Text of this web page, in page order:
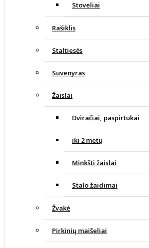
Stoveliai
Rašiklis
Staltiesės
Suvenyras
Žaislai
Dviračiai, paspirtukai
iki 2 metų
Minkšti žaislai
Stalo žaidimai
Žvakė
Pirkinių maišeliai